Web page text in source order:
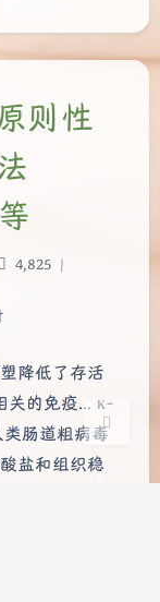
Serif
浅阴影
则性
4,825 |
降低了存活
关的免疫... κ-
肠道粗病毒
盐和组织稳